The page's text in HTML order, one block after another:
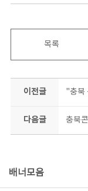
목록
이전글
다음글
배너모음